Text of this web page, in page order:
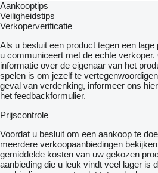
Aankooptips
Veiligheidstips
Verkoperverificatie
Als u besluit een product tegen een
u communiceert met de echte
informatie over de eigenaar van het
spelen is om jezelf te
geval van verdenking, informeer ons
het feedbackformulier.
Prijscontrole
Voordat u besluit om een ​​aankoop te
meerdere verkoopaanbiedingen
gemiddelde kosten van uw gekozen
aanbieding die u leuk vindt veel lager is